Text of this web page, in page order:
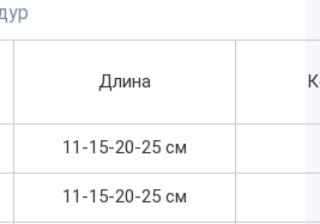
Длина
11-15-20-25 см
11-15-20-25 см